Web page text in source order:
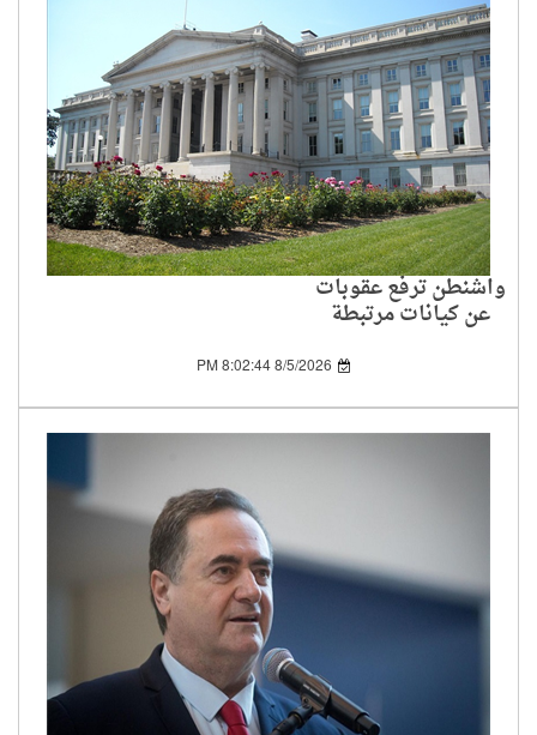
واشنطن ترفع عقوبات
عن كيانات مرتبطة
8/5/2026 8:02:44 PM